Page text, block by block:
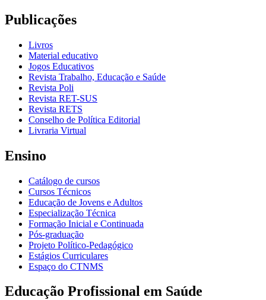
Publicações
Livros
Material educativo
Jogos Educativos
Revista Trabalho, Educação e Saúde
Revista Poli
Revista RET-SUS
Revista RETS
Conselho de Política Editorial
Livraria Virtual
Ensino
Catálogo de cursos
Cursos Técnicos
Educação de Jovens e Adultos
Especialização Técnica
Formação Inicial e Continuada
Pós-graduação
Projeto Político-Pedagógico
Estágios Curriculares
Espaço do CTNMS
Educação Profissional em Saúde